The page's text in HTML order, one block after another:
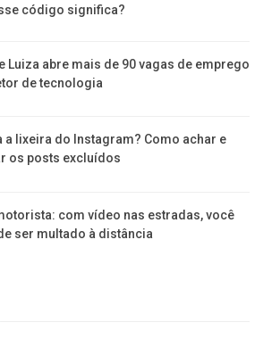
código significa?
Luiza abre mais de 90 vagas de emprego
de tecnologia
a lixeira do Instagram? Como achar e
os posts excluídos
com vídeo nas estradas, você
ser multado à distância